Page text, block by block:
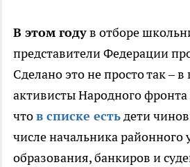
В этом годув отборе
представители Федерации
Сделано это не просто так –
активисты Народного
чтов списке естьдети
числе начальника районного
образования, банкиров и